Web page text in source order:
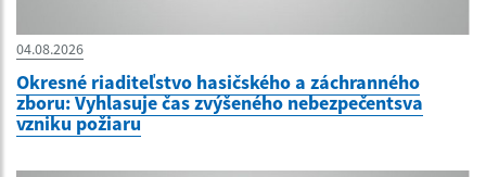
04.08.2026
Okresné riaditeľstvo hasičského a záchranného
zboru: Vyhlasuje čas zvýšeného nebezpečentsva
vzniku požiaru